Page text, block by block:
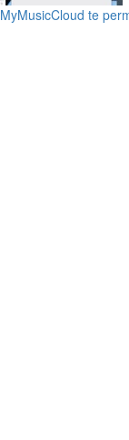
MyMusicCloud te